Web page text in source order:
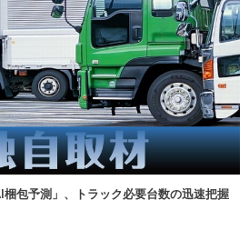
梱包予測」、トラック必要台数の迅速把握